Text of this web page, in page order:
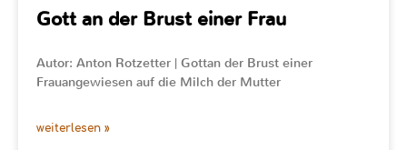
Gott an der Brust einer Frau
Autor: Anton Rotzetter | Gottan der Brust einer
Frauangewiesen auf die Milch der Mutter
weiterlesen »